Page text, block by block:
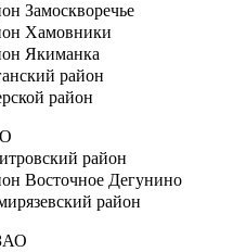
Замоскворечье
Хамовники
Якиманка
район
район
район
Восточное Дегунино
район